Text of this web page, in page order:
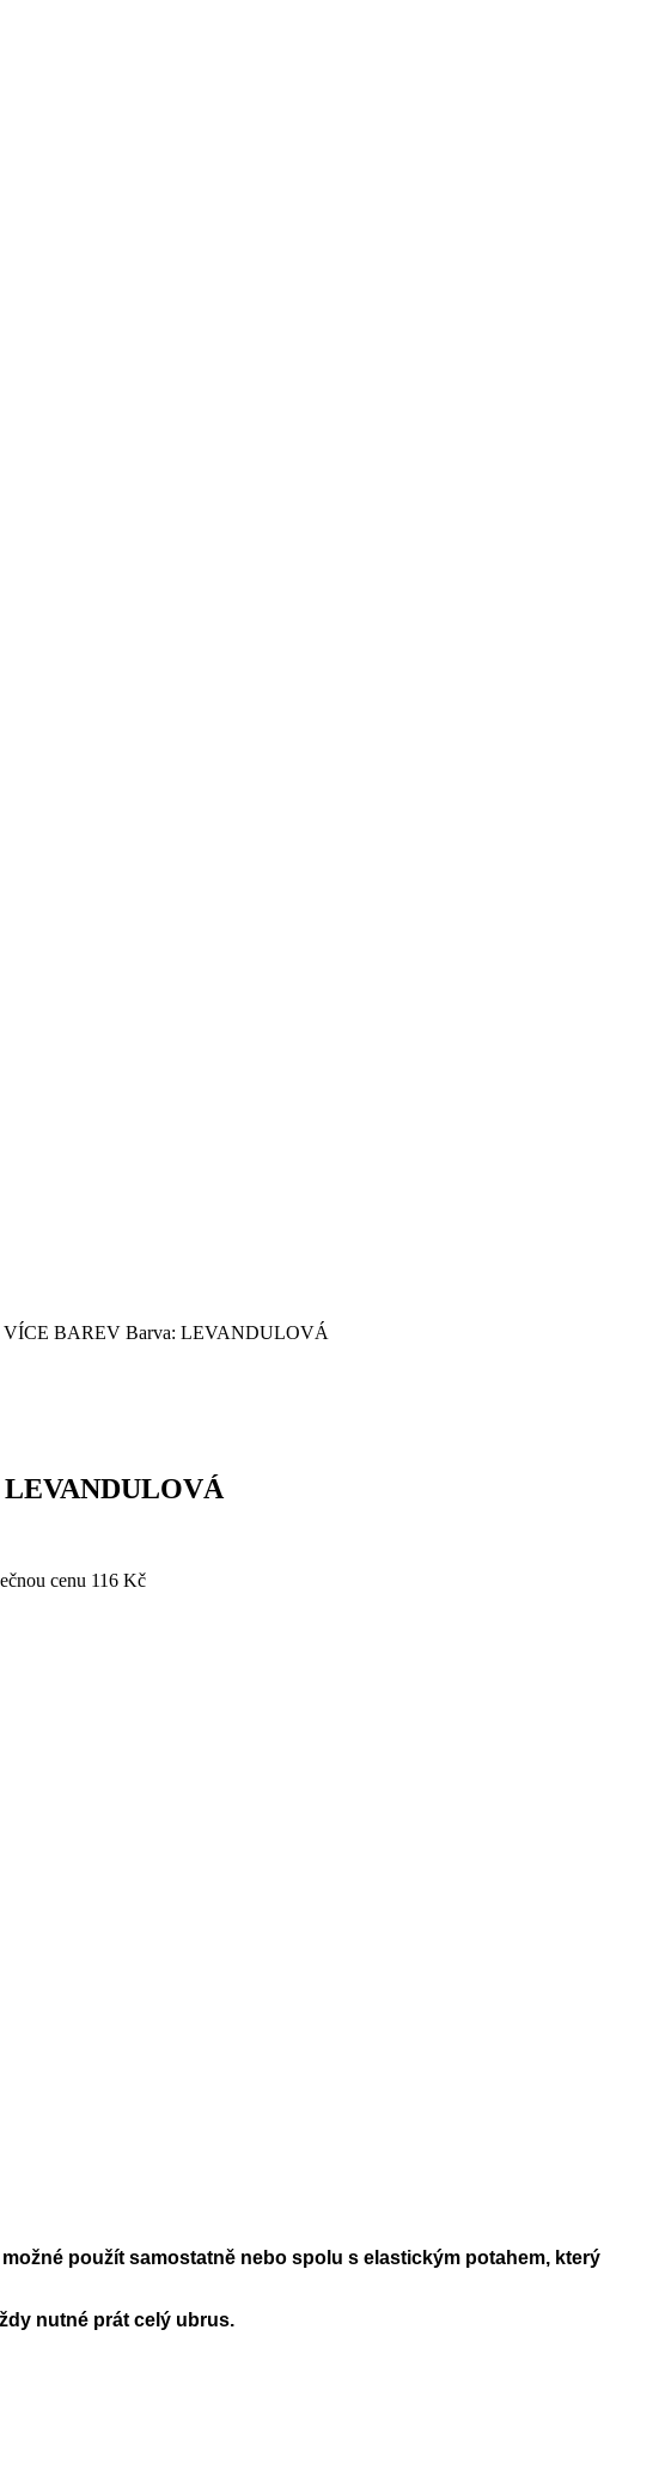
VÍCE BAREV Barva: LEVANDULOVÁ
LEVANDULOVÁ
cenu 116 Kč
použít samostatně nebo spolu s elastickým potahem, který
nutné prát celý ubrus.